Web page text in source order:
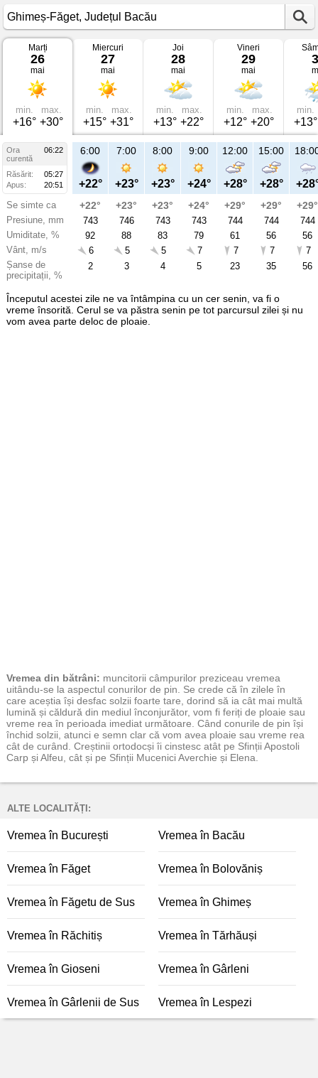
Vremea
Ghimeș-
Făget
mai
2026
Județul
Marți
26
mai
min.
+16°
max.
+30°
Miercuri
27
mai
min.
+15°
max.
+31°
Joi
28
mai
min.
+13°
max.
+22°
Vineri
29
mai
min.
+12°
max.
+20°
min.
+13°
Ora
06:22
curentă
Răsărit:
05:27
Apus:
20:51
Se simte ca
Presiune, mm
Umiditate, %
Vânt, m/s
Șanse de
precipitații, %
6:00
+22°
+22°
743
92
6
2
7:00
+23°
+23°
746
88
5
3
8:00
+23°
+23°
743
83
5
4
9:00
+24°
+24°
743
79
7
5
12:00
+28°
+29°
744
61
7
23
15:00
+28°
+29°
744
56
7
35
+29°
744
56
7
56
Începutul acestei zile ne va întâmpina cu un cer senin, va fi o
vreme însorită. Cerul se va păstra senin pe tot parcursul zilei și nu
vom avea parte deloc de ploaie.
Vremea din bătrâni: muncitorii câmpurilor preziceau vremea
uitându-se la aspectul conurilor de pin. Se crede că în zilele în
care aceștia își desfac solzii foarte tare, dorind să ia cât mai multă
lumină și căldură din mediul înconjurător, vom fi feriți de ploaie sau
vreme rea în perioada imediat următoare. Când conurile de pin își
închid solzii, atunci e semn clar că vom avea ploaie sau vreme rea
cât de curând. Creștinii ortodocși îi cinstesc atât pe Sfinții Apostoli
Carp și Alfeu, cât și pe Sfinții Mucenici Averchie și Elena.
ALTE LOCALITĂȚI:
Vremea în București Vremea în Bacău
Vremea în Făget Vremea în Bolovăniș
Vremea în Făgetu de Sus Vremea în Ghimeș
Vremea în Răchitiș Vremea în Tărhăuși
Vremea în Gioseni Vremea în Gârleni
Vremea în Gârlenii de Sus Vremea în Lespezi